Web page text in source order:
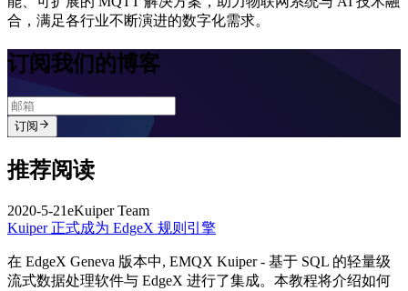
合，满足各行业不断演进的数字化需求。
订阅我们的博客
订阅
推荐阅读
2020-5-21eKuiper Team
Kuiper 正式成为 EdgeX 规则引擎
在 EdgeX Geneva 版本中, EMQX Kuiper - 基于 SQL 的轻量级
流式数据处理软件与 EdgeX 进行了集成。本教程将介绍如何